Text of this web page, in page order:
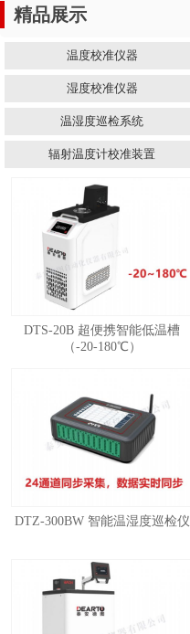
精品展示
温度校准仪器
湿度校准仪器
温湿度巡检系统
辐射温度计校准装置
DTS-20B 超便携智能低温槽
（-20-180℃）
DTZ-300BW 智能温湿度巡检仪